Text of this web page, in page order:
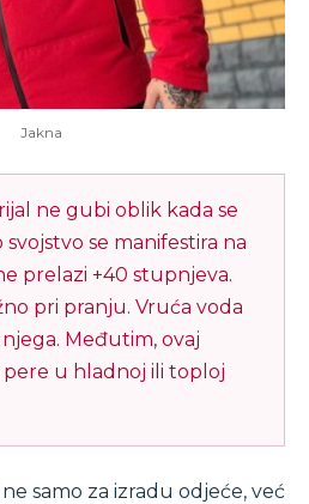
Jakna
ne gubi oblik kada se
se manifestira na
prelazi +40 stupnjeva.
pri pranju. Vruća voda
Međutim, ovaj
u hladnoj ili toploj
samo za izradu odjeće, već